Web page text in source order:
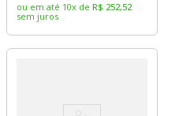
ou em até 10x de R$ 252,52
sem juros